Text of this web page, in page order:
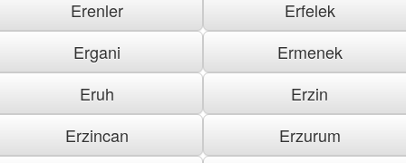
Erenler
Erfelek
Ergani
Ermenek
Eruh
Erzin
Erzincan
Erzurum